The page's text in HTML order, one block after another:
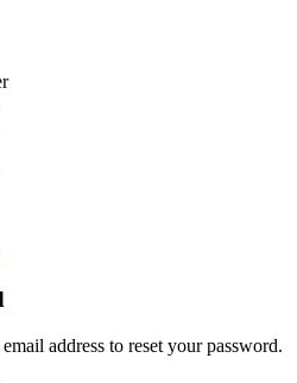
address to reset your password.